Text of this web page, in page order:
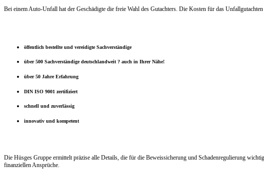
Bei einem Auto-Unfall hat der Geschädigte die freie Wahl des Gutachters. Die Kosten für das
öffentlich bestellte und vereidigte Sachverständige
über 500 Sachverständige deutschlandweit ? auch in Ihrer Nähe!
über 50 Jahre Erfahrung
DIN ISO 9001 zertifiziert
schnell und zuverlässig
innovativ und kompetent
Die Hüsges Gruppe ermittelt präzise alle Details, die für die Beweissicherung und Schadenregulierung
finanziellen Ansprüche.